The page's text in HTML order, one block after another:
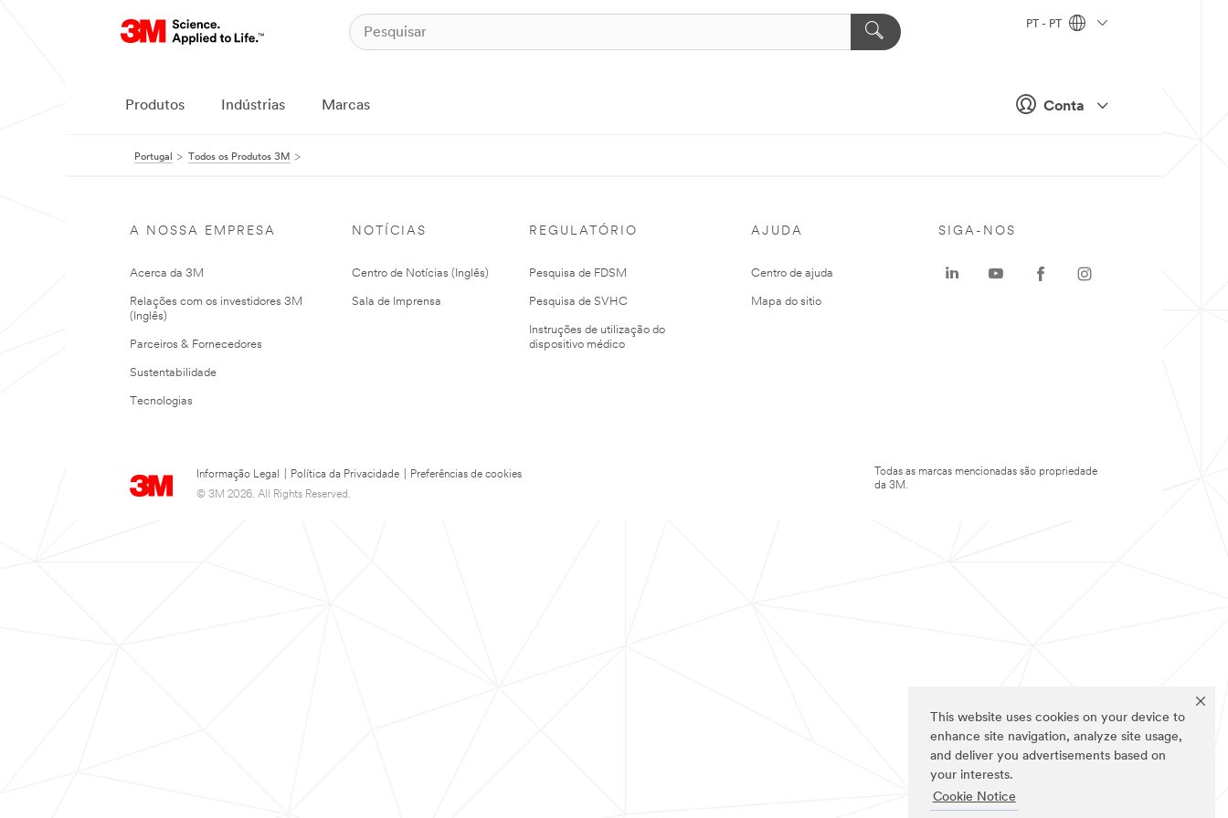
This website uses cookies on your device to
enhance site navigation, analyze site usage,
and deliver you advertisements based on
your interests.
Cookie Notice
Conta
PT - PT
Produtos Indústrias Marcas
Portugal Todos os Produtos 3M
A NOSSA EMPRESA
Acerca da 3M
Relações com os investidores 3M
(Inglês)
Parceiros & Fornecedores
Sustentabilidade
Tecnologias
NOTÍCIAS
Centro de Notícias (Inglês)
Sala de Imprensa
REGULATÓRIO
Pesquisa de FDSM
Pesquisa de SVHC
Instruções de utilização do
dispositivo médico
AJUDA
Centro de ajuda
Mapa do sitio
Informação Legal Política da Privacidade
Preferências de cookies
© 3M 2026. All Rights Reserved.
SIGA-NOS
Todas as marcas mencionadas são propriedade
da 3M.